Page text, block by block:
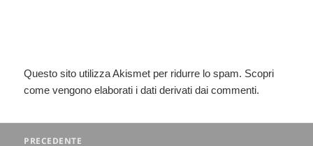
Questo sito utilizza Akismet per ridurre lo spam. Scopri
come vengono elaborati i dati derivati dai commenti.
PRECEDENTE